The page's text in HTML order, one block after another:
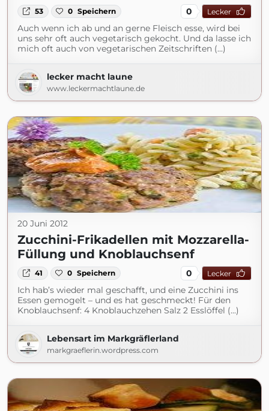
53 0 Speichern 0 Lecker
Auch wenn ich ab und an gerne Fleisch esse, wird bei
uns sehr oft auch vegetarisch gekocht. Und da lasse ich
mich oft auch von vegetarischen Zeitschriften (...)
lecker macht laune
www.leckermachtlaune.de
20 Juni 2012
Zucchini-Frikadellen mit Mozzarella-
Füllung und Knoblauchsenf
41 0 Speichern 0 Lecker
Ich hab’s wieder mal geschafft, und eine Zucchini ins
Essen gemogelt – und es hat geschmeckt! Für den
Knoblauchsenf: 4 Knoblauchzehen Salz 2 Esslöffel (...)
Lebensart im Markgräflerland
markgraeflerin.wordpress.com